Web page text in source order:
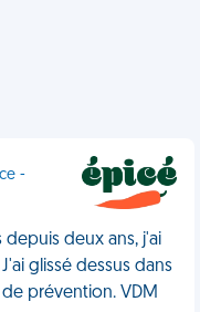
-
deux ans, j'ai
glissé dessus dans
prévention. VDM